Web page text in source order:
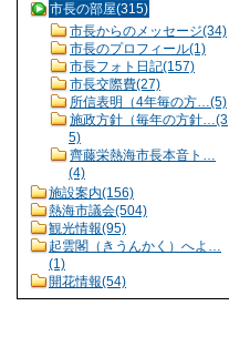
市長の部屋(315)
市長からのメッセージ(34)
市長のプロフィール(1)
市長フォト日記(157)
市長交際費(27)
所信表明（4年毎の方…(5)
施政方針（毎年の方針…(3
5)
齊藤栄熱海市長本音ト…
(4)
施設案内(156)
熱海市議会(504)
観光情報(95)
起雲閣（きうんかく）へよ…
(1)
開花情報(54)